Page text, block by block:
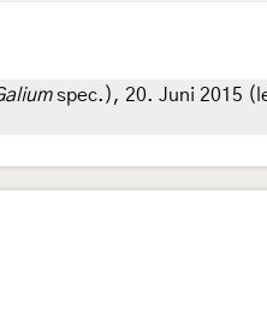
spec.), 20. Juni 2015